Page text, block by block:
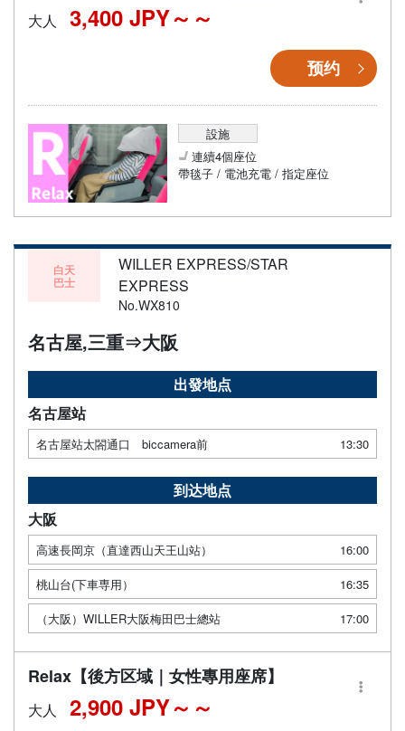
大人 3,400 JPY～
预约
設施
連續4個座位
帶毯子 / 電池充電 / 指定座位
白天
巴士
WILLER EXPRESS/STAR
EXPRESS
No.WX810
名古屋,三重⇒大阪
出發地点
名古屋站
名古屋站太閤通口 biccamera前 13:30
到达地点
大阪
高速長岡京（直達西山天王山站）
16:00
桃山台(下車専用）
16:35
（大阪）WILLER大阪梅田巴士總站
17:00
Relax【後方区域｜女性專用座席】
大人 2,900 JPY～